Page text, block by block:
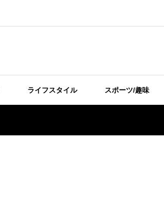
ライフスタイル スポーツ/趣味